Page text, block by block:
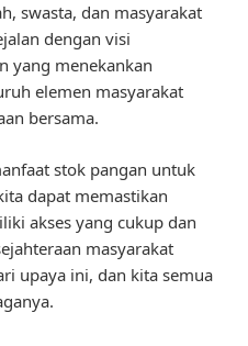
swasta, dan masyarakat
dengan visi
yang menekankan
elemen masyarakat
bersama.
stok pangan untuk
dapat memastikan
akses yang cukup dan
masyarakat
upaya ini, dan kita semua